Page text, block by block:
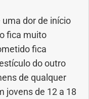
dor de início
fica muito
fica
do outro
de qualquer
jovens de 12 a 18